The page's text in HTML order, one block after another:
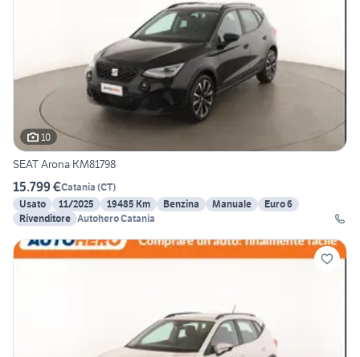
10
SEAT Arona KM81798
15.799 €Catania (CT)
Usato
11/2025 19485 Km Benzina Manuale
Euro 6
Rivenditore Autohero Catania